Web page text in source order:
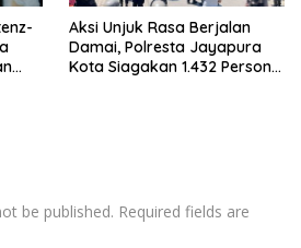
Aksi Unjuk Rasa Berjalan
Damai, Polresta Jayapura
Kota Siagakan 1.432 Personel
be published. Required fields are